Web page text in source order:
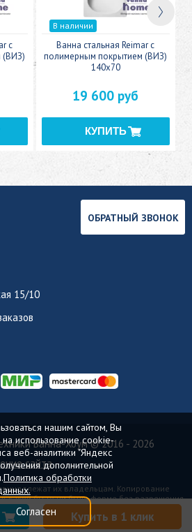
Купить в 1 клик
с
(ВИЗ)
В наличии
Ванна стальная Reimar с
полимерным покрытием (ВИЗ)
140x70
19 600 руб
15/10
ОБРАТНЫЙ ЗВОНОК
Ванна-Хоум© 2016 - 2026
сайта
их владельцам. Копирование
в какой бы то ни было форме без разрешения
авторских прав запрещено.
нашим сайтом, Вы
на использование cookie-
веб-аналитики "Яндекс
дополнительной
Политика обработки
Согласен